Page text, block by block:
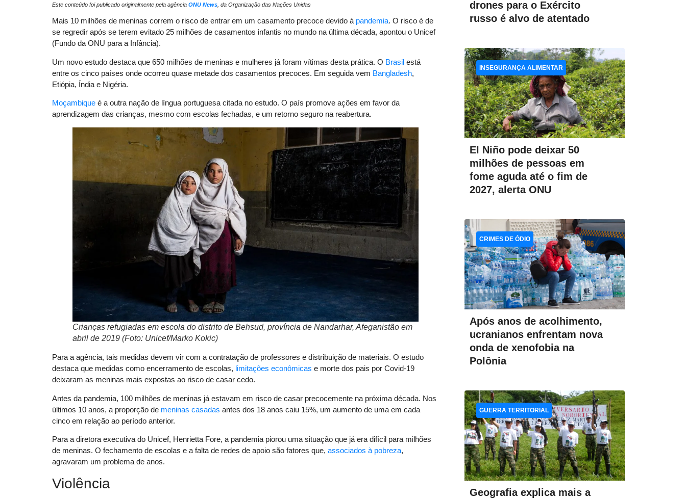
Este conteúdo foi publicado originalmente pela agência ONU News , da Organização das Nações Unidas
Mais 10 milhões de meninas correm o risco de entrar em um casamento precoce devido à pandemia. O risco é de
se regredir após se terem evitado 25 milhões de casamentos infantis no mundo na última década, apontou o Unicef
(Fundo da ONU para a Infância).
Um novo estudo destaca que 650 milhões de meninas e mulheres já foram vítimas desta prática. O Brasil está
entre os cinco países onde ocorreu quase metade dos casamentos precoces. Em seguida vem Bangladesh,
Etiópia, Índia e Nigéria.
Moçambique é a outra nação de língua portuguesa citada no estudo. O país promove ações em favor da
aprendizagem das crianças, mesmo com escolas fechadas, e um retorno seguro na reabertura.
Crianças refugiadas em escola do distrito de Behsud, província de Nandarhar, Afeganistão em
abril de 2019 (Foto: Unicef/Marko Kokic)
Para a agência, tais medidas devem vir com a contratação de professores e distribuição de materiais. O estudo
destaca que medidas como encerramento de escolas, limitações econômicas e morte dos pais por Covid-19
deixaram as meninas mais expostas ao risco de casar cedo.
Antes da pandemia, 100 milhões de meninas já estavam em risco de casar precocemente na próxima década. Nos
últimos 10 anos, a proporção de meninas casadas antes dos 18 anos caiu 15%, um aumento de uma em cada
cinco em relação ao período anterior.
Para a diretora executiva do Unicef, Henrietta Fore, a pandemia piorou uma situação que já era difícil para milhões
de meninas. O fechamento de escolas e a falta de redes de apoio são fatores que, associados à pobreza,
agravaram um problema de anos.
Violência
drones para o Exército
russo é alvo de atentado
El Niño pode deixar 50
milhões de pessoas em
fome aguda até o fim de
2027, alerta ONU
INSEGURANÇA ALIMENTAR
Após anos de acolhimento,
ucranianos enfrentam nova
onda de xenofobia na
Polônia
CRIMES DE ÓDIO
Geografia explica mais a
GUERRA TERRITORIAL